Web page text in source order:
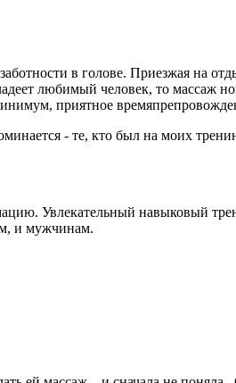
в голове. Приезжая на
любимый человек, то массаж
приятное
- те, кто был на моих
Увлекательный навыковый
и мужчинам.